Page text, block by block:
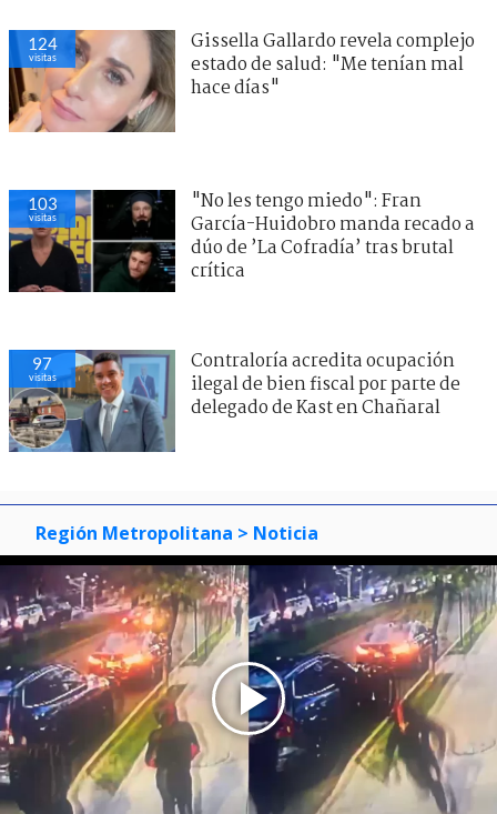
124
visitas
Gissella Gallardo revela complejo
estado de salud: "Me tenían mal
hace días"
103
visitas
"No les tengo miedo": Fran
García-Huidobro manda recado a
dúo de ’La Cofradía’ tras brutal
crítica
97
visitas
Contraloría acredita ocupación
ilegal de bien fiscal por parte de
delegado de Kast en Chañaral
Región Metropolitana > Noticia